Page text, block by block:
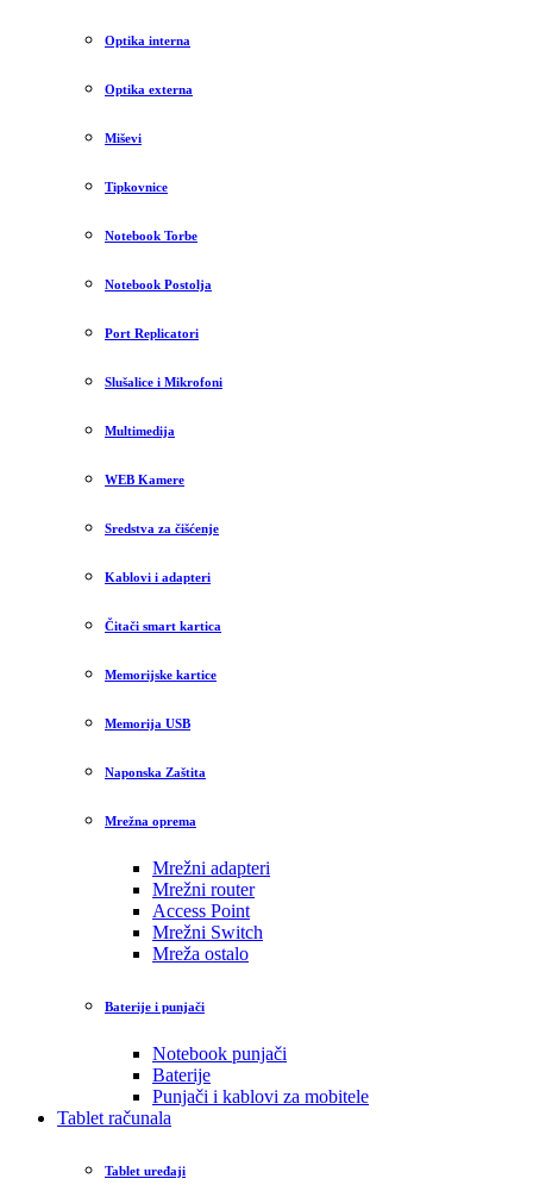
Optika interna
Optika externa
Miševi
Tipkovnice
Notebook Torbe
Notebook Postolja
Port Replicatori
Slušalice i Mikrofoni
Multimedija
WEB Kamere
Sredstva za čišćenje
Kablovi i adapteri
Čitači smart kartica
Memorijske kartice
Memorija USB
Naponska Zaštita
Mrežna oprema
Mrežni adapteri
Mrežni router
Access Point
Mrežni Switch
Mreža ostalo
Baterije i punjači
Notebook punjači
Baterije
Punjači i kablovi za mobitele
Tablet računala
Tablet uređaji